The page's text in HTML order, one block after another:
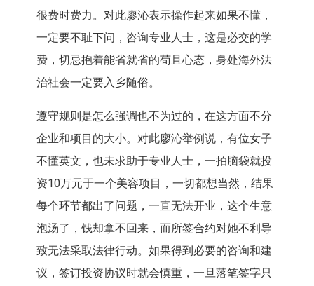
很费时费力。对此廖沁表示操作起来如果不懂，
一定要不耻下问，咨询专业人士，这是必交的学
费，切忌抱着能省就省的苟且心态，身处海外法
治社会一定要入乡随俗。
遵守规则是怎么强调也不为过的，在这方面不分
企业和项目的大小。对此廖沁举例说，有位女子
不懂英文，也未求助于专业人士，一拍脑袋就投
资10万元于一个美容项目，一切都想当然，结果
每个环节都出了问题，一直无法开业，这个生意
泡汤了，钱却拿不回来，而所签合约对她不利导
致无法采取法律行动。如果得到必要的咨询和建
议，签订投资协议时就会慎重，一旦落笔签字只